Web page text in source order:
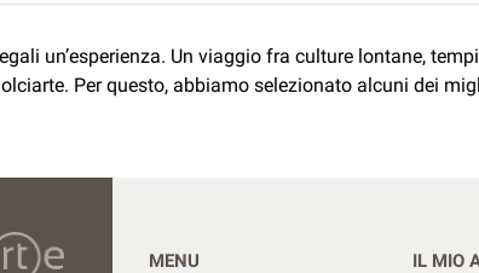
un’esperienza. Un viaggio fra culture lontane,
Per questo, abbiamo selezionato alcuni dei
MENU IL MIO